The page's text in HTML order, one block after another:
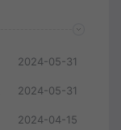
2024-05-31
2024-05-31
2024-04-15